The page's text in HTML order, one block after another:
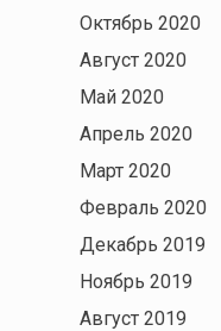
Октябрь 2020
Август 2020
Май 2020
Апрель 2020
Март 2020
Февраль 2020
Декабрь 2019
Ноябрь 2019
Август 2019